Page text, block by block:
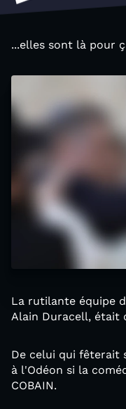
...elles sont là pour
La rutilante équipe
Alain Duracell, était
De celui qui fêterait
à l'Odéon si la
COBAIN.